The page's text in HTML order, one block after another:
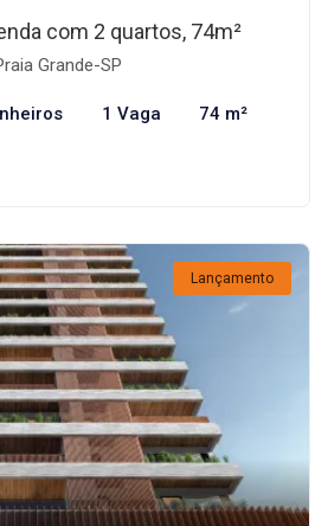
com 2 quartos, 74m²
Grande-SP
1 Vaga 74 m²
Lançamento